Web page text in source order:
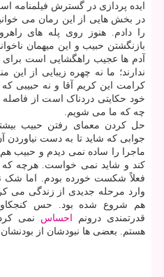
ایده پردازی در گسترش فیلمنامه
در بخش هایی از این رمان می
را دادم. هنوز روی پله های
بازنگشتن حبیب و این میهمان
آدم ها عجیب راهگشایی است برای
ندارند؛ ما نه چهره زیبایی از این
کرامت این کریم آقا و نه حبیبی
خود حکایتی دردناک است از
چه که ما می شویم.
حل کردن معمای رفتن حبیب
جوابی که شاید تا به دست
ماجرا را ساده نمی دیدم و حبیب هم
کند و شاید نمی خواست. هرچه که
فعلاً شکست خورده بودم. اما شک
وارد مرحله جدیدی از زندگی می
هم شروع شده بود. حس
قدرتمندی درونم
احساس نمی
هستم. بعضی ها نبودشان از